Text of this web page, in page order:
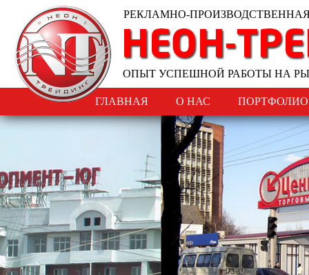
ГЛАВНАЯ О НАС ПОРТФОЛИО
РЕКЛАМНО-
ОПЫТ УСПЕШНОЙ РАБОТЫ НА